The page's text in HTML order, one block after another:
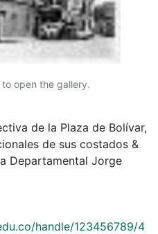
open the gallery.
de la Plaza de Bolívar,
de sus costados &
Departamental Jorge
handle/123456789/4